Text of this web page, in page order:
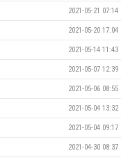
2021-05-21 07:14
2021-05-20 17:04
2021-05-14 11:43
2021-05-07 12:39
2021-05-06 08:55
2021-05-04 13:32
2021-05-04 09:17
2021-04-30 08:37